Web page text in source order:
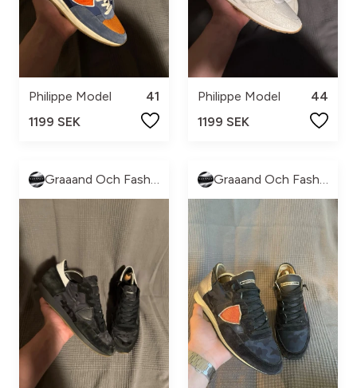
Philippe Model
41
1199 SEK
Philippe Model
44
1199 SEK